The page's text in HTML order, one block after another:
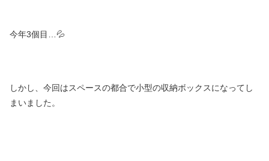
今年3個目…💦
しかし、今回はスペースの都合で小型の収納ボックスになってし
まいました。